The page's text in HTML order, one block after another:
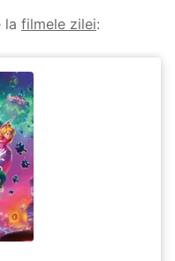
la filmele zilei: